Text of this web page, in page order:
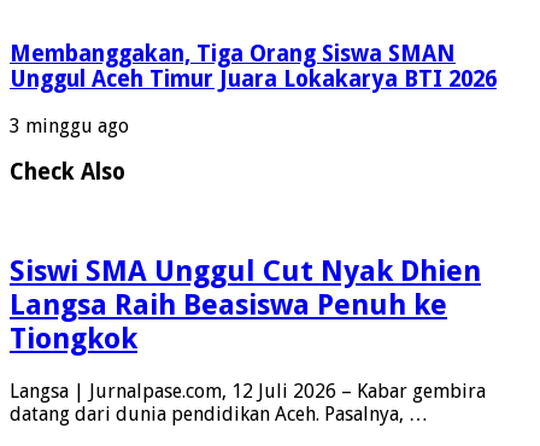
Membanggakan, Tiga Orang Siswa SMAN
Unggul Aceh Timur Juara Lokakarya BTI 2026
3 minggu ago
Check Also
Siswi SMA Unggul Cut Nyak Dhien
Langsa Raih Beasiswa Penuh ke
Tiongkok
Langsa | Jurnalpase.com, 12 Juli 2026 – Kabar gembira
datang dari dunia pendidikan Aceh. Pasalnya, …